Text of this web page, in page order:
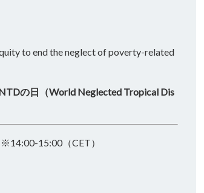
to end the neglect of poverty-related
の日（World Neglected Tropical Dis
15:00（CET）